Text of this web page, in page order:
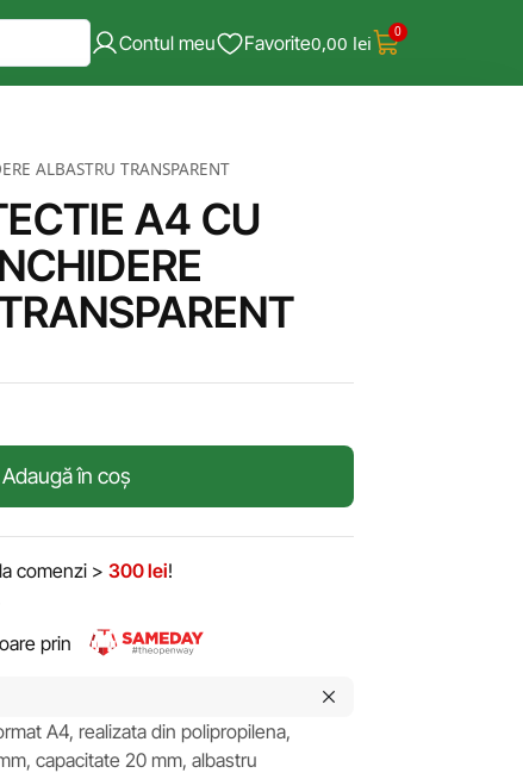
Contul meu Favorite0,00 lei 0
ALBASTRU TRANSPARENT
A4 CU
Adaugă în coș
comenzi > 300 lei!
prin
A4, realizata din polipropilena,
capacitate 20 mm, albastru